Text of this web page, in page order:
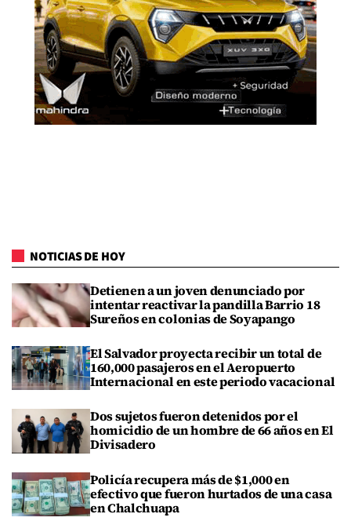
NOTICIAS DE HOY
Detienen a un joven denunciado por
intentar reactivar la pandilla Barrio 18
Sureños en colonias de Soyapango
El Salvador proyecta recibir un total de
160,000 pasajeros en el Aeropuerto
Internacional en este periodo vacacional
Dos sujetos fueron detenidos por el
homicidio de un hombre de 66 años en El
Divisadero
Policía recupera más de $1,000 en
efectivo que fueron hurtados de una casa
en Chalchuapa